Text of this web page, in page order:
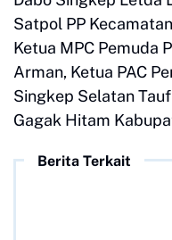
Satpol PP
Ketua MPC Pemuda
Arman, Ketua PAC
Singkep Selatan
Gagak Hitam
Berita Terkait